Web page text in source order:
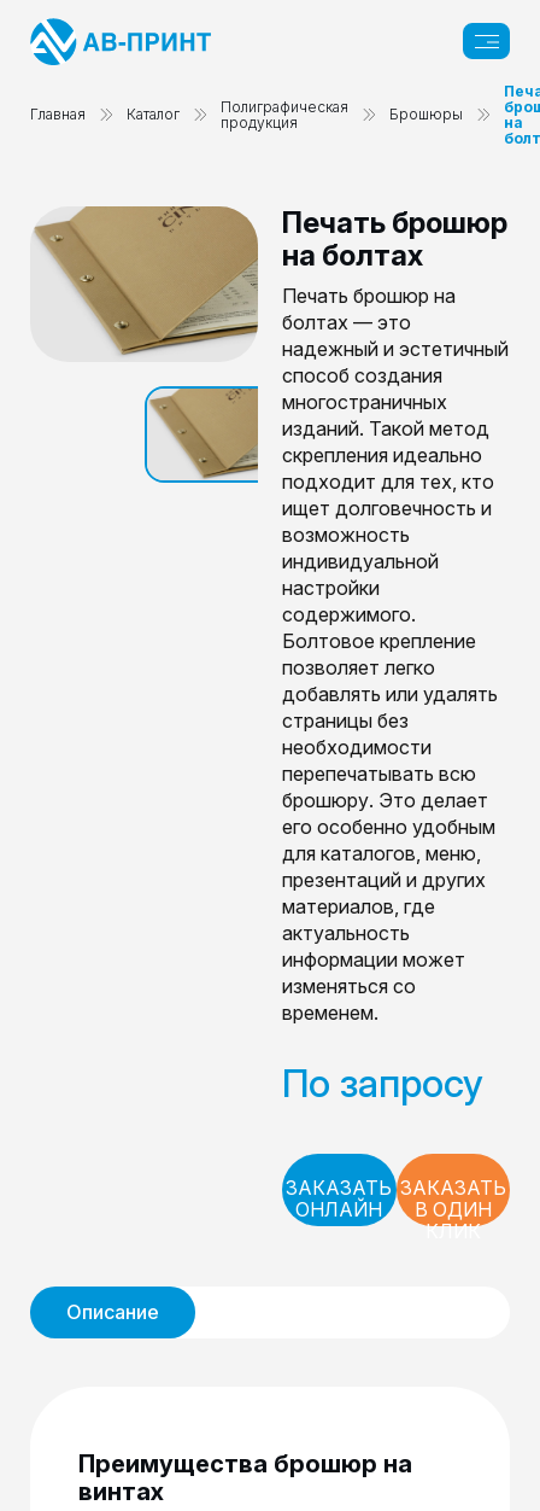
Главная Каталог
Полиграфическая
продукция
Брошюры
на
Печать брошюр
на болтах
Печать брошюр на
болтах — это
надежный и эстетичный
способ создания
многостраничных
изданий. Такой метод
скрепления идеально
подходит для тех, кто
ищет долговечность и
возможность
индивидуальной
настройки
содержимого.
Болтовое крепление
позволяет легко
добавлять или удалять
страницы без
необходимости
перепечатывать всю
брошюру. Это делает
его особенно удобным
для каталогов, меню,
презентаций и других
материалов, где
актуальность
информации может
изменяться со
временем.
По запросу
ЗАКАЗАТЬ
ОНЛАЙН
ЗАКАЗАТЬ
В ОДИН
КЛИК
Описание
Преимущества брошюр на
винтах